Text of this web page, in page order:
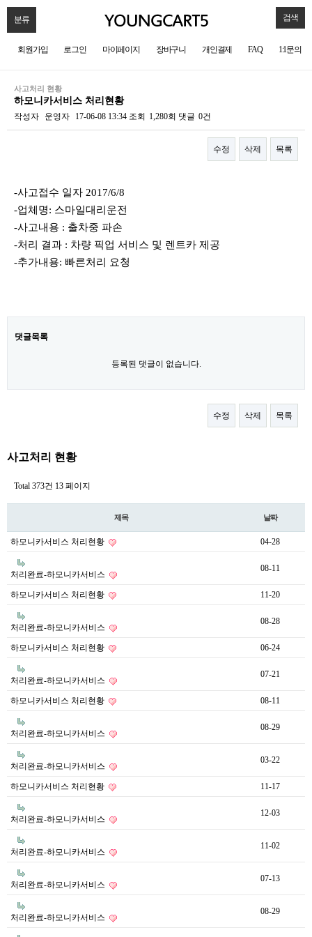
분류 검색
회원가입 로그인 마이페이지 장바구니 개인결제 FAQ 1:1문의
사고처리 현황
하모니카서비스 처리현황
작성자 운영자 17-06-08 13:34 조회 1,280회 댓글 0건
수정 삭제 목록
-사고접수 일자 2017/6/8
-업체명: 스마일대리운전
-사고내용 : 출차중 파손
-처리 결과 : 차량 픽업 서비스 및 렌트카 제공
-추가내용: 빠른처리 요청
댓글목록
등록된 댓글이 없습니다.
수정 삭제 목록
사고처리 현황
Total 373건 13 페이지
제목 날짜
하모니카서비스 처리현황 04-28
처리완료-하모니카서비스
08-11
하모니카서비스 처리현황 11-20
처리완료-하모니카서비스
08-28
하모니카서비스 처리현황 06-24
처리완료-하모니카서비스
07-21
하모니카서비스 처리현황 08-11
처리완료-하모니카서비스
08-29
처리완료-하모니카서비스
03-22
하모니카서비스 처리현황 11-17
처리완료-하모니카서비스
12-03
처리완료-하모니카서비스
11-02
처리완료-하모니카서비스
07-13
처리완료-하모니카서비스
08-29